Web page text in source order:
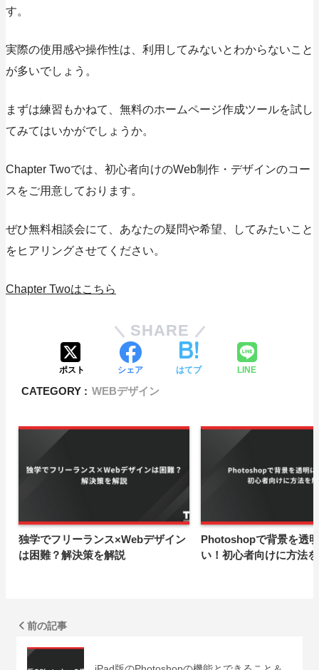
す。
実際の使用感や操作性は、利用してみないとわからないこと
が多いでしょう。
まずは練習もかねて、無料のホームページ作成ツールを試し
てみてはいかがでしょうか。
Chapter Twoでは、初心者向けのWeb制作・デザインのコー
スをご用意しております。
ぜひ無料相談会にて、あなたの疑問や希望、してみたいこと
をヒアリングさせてください。
Chapter Twoはこちら
SHARE
ポスト シェア はてブ LINE
CATEGORY : WEBデザイン
独学でフリーランス×Webデザイン
は困難？解決策を解説
Photoshopで背景を透
い！初心者向けに方法
前の記事